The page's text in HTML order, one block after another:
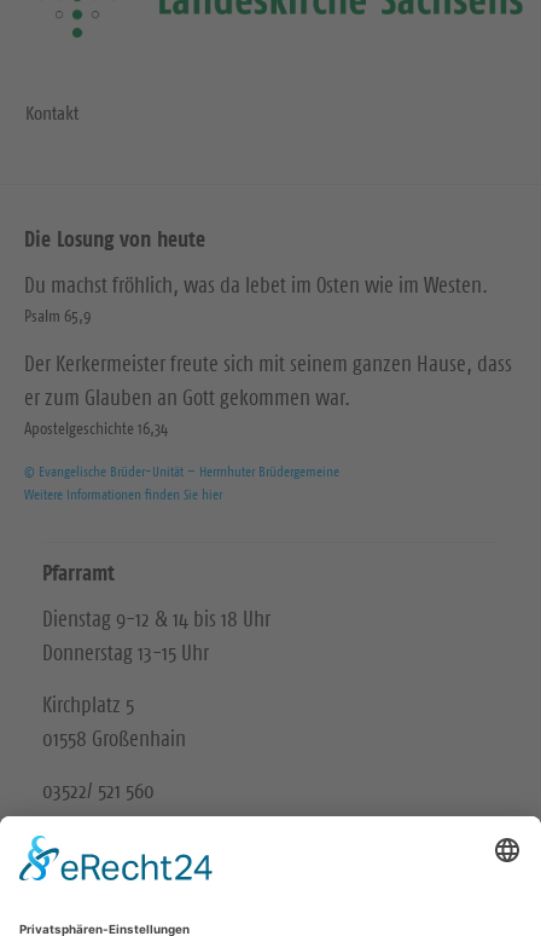
Kontakt
Die Losung von heute
Du machst fröhlich, was da lebet im Osten wie im Westen.
Psalm 65,9
Der Kerkermeister freute sich mit seinem ganzen Hause, dass
er zum Glauben an Gott gekommen war.
Apostelgeschichte 16,34
© Evangelische Brüder-Unität – Herrnhuter Brüdergemeine
Weitere Informationen finden Sie hier
Pfarramt
Dienstag 9-12 & 14 bis 18 Uhr
Donnerstag 13-15 Uhr
Kirchplatz 5
01558 Großenhain
03522/ 521 560
Unsere Schwesterkirchgemeinde